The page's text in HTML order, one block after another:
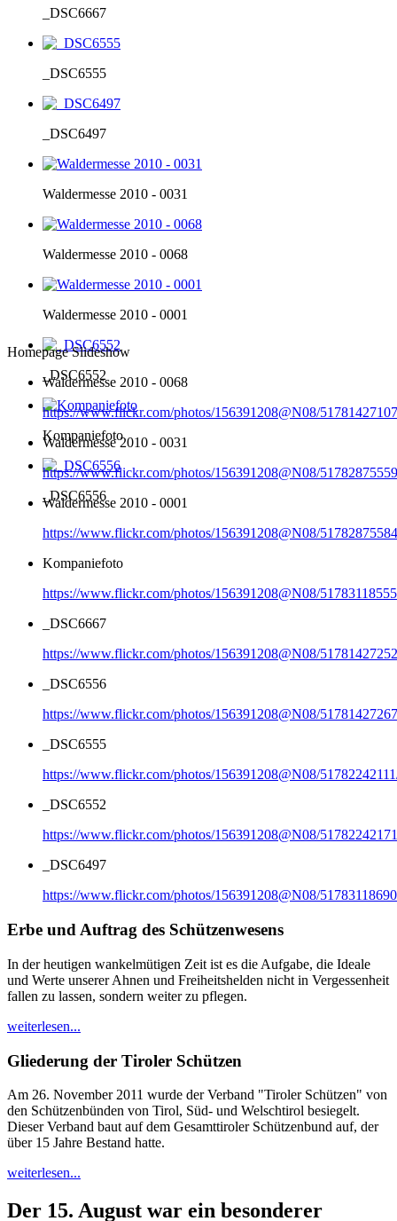
_DSC6667
_DSC6555
_DSC6497
Waldermesse 2010 - 0031
Waldermesse 2010 - 0068
Waldermesse 2010 - 0001
_DSC6552
Kompaniefoto
_DSC6556
Homepage Slideshow
Waldermesse 2010 - 0068
https://www.flickr.com/photos/156391208@N08/
Waldermesse 2010 - 0031
https://www.flickr.com/photos/156391208@N08/
Waldermesse 2010 - 0001
https://www.flickr.com/photos/156391208@N08/
Kompaniefoto
https://www.flickr.com/photos/156391208@N08/
_DSC6667
https://www.flickr.com/photos/156391208@N08/
_DSC6556
https://www.flickr.com/photos/156391208@N08/
_DSC6555
https://www.flickr.com/photos/156391208@N08/
_DSC6552
https://www.flickr.com/photos/156391208@N08/
_DSC6497
https://www.flickr.com/photos/156391208@N08/
Erbe und Auftrag des Schützenwesens
In der heutigen wankelmütigen Zeit ist es die Aufgabe, die Ideale
und Werte unserer Ahnen und Freiheitshelden nicht in Vergessenheit
fallen zu lassen, sondern weiter zu pflegen.
weiterlesen...
Gliederung der Tiroler Schützen
Am 26. November 2011 wurde der Verband "Tiroler Schützen" von
den Schützenbünden von Tirol, Süd- und Welschtirol besiegelt.
Dieser Verband baut auf dem Gesamttiroler Schützenbund auf, der
über 15 Jahre Bestand hatte.
weiterlesen...
Der 15. August war ein besonderer